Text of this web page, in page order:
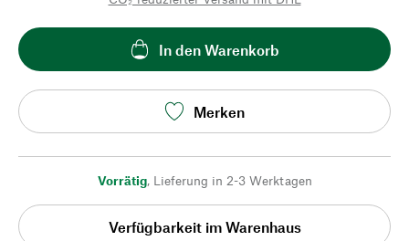
In den Warenkorb
Merken
Vorrätig, Lieferung in 2-3 Werktagen
Verfügbarkeit im Warenhaus